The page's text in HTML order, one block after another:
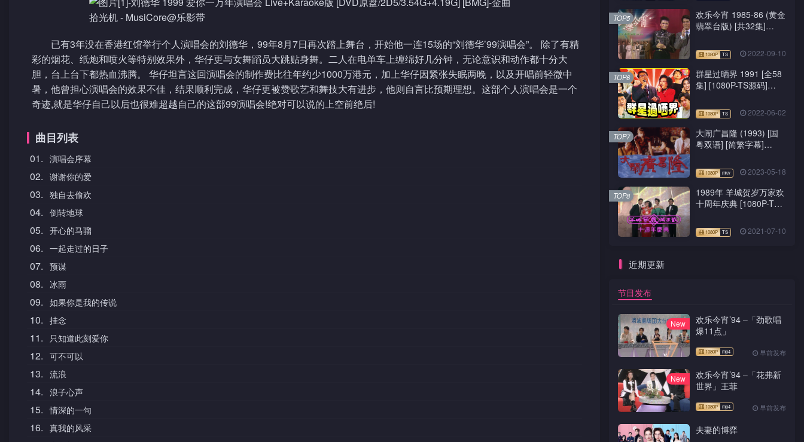
已有3年没在香港红馆举行个人演唱会的刘德华，99年8月7日再次踏上舞台，开始他一连15场的“刘德华’99演唱会”。 除了有精
彩的烟花、纸炮和喷火等特别效果外，华仔更与女舞蹈员大跳贴身舞。二人在电单车上缠绵好几分钟，无论意识和动作都十分大
胆，台上台下都热血沸腾。 华仔坦言这回演唱会的制作费比往年约少1000万港元，加上华仔因紧张失眠两晚，以及开唱前轻微中
暑，他曾担心演唱会的效果不佳，结果顺利完成，华仔更被赞歌艺和舞技大有进步，他则自言比预期理想。这部个人演唱会是一个
奇迹,就是华仔自己以后也很难超越自己的这部99演唱会!绝对可以说的上空前绝后!
曲目列表
01. 演唱会序幕
02. 谢谢你的爱
03. 独自去偷欢
04. 倒转地球
05. 开心的马骝
06. 一起走过的日子
07. 预谋
08. 冰雨
09. 如果你是我的传说
10. 挂念
11. 只知道此刻爱你
12. 可不可以
13. 流浪
14. 浪子心声
15. 情深的一句
16. 真我的风采
欢乐今宵 1985-86 (黄金
翡翠台版) [共32集]
2022-09-10
TOP5
群星过晒界 1991 [全58
集] [1080P-TS源码]
2022-06-02
TOP6
大闹广昌隆 (1993) [国
粤双语] [简繁字幕]
2023-05-18
TOP7
1989年 羊城贺岁万家欢
十周年庆典 [1080P-TS
2021-07-10
TOP8
近期更新
节目发布
New
欢乐今宵’94 –「劲歌唱
爆11点」
早前发布
New
欢乐今宵’94 –「花弗新
世界」王菲
早前发布
夫妻的博弈